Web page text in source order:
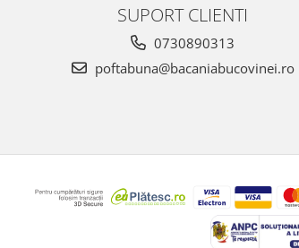
SUPORT CLIENTI
0730890313
poftabuna@bacaniabucovinei.ro